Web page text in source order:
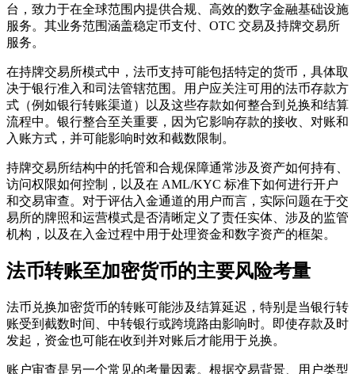
台，致力于在全球范围内提供合规、高效的数字金融基础设施
服务。其业务范围涵盖稳定币支付、OTC 交易及持牌交易所
服务。
在持牌交易所模式中，法币支持可能包括特定的货币，具体取
决于银行准入和司法管辖范围。用户应关注可用的法币存款方
式（例如银行转账渠道）以及这些存款如何整合到兑换和结算
流程中。银行整合至关重要，因为它影响存款的接收、对账和
入账方式，并可能影响时效和截数限制。
持牌交易所结构中的托管和合规保障通常涉及资产如何持有、
访问权限如何控制，以及在 AML/KYC 标准下如何进行开户
和交易审查。对于评估入金通道的用户而言，实际问题在于交
易所的牌照和运营模式是否清晰定义了责任实体、涉及的监管
机构，以及在入金过程中用于处理资金和数字资产的框架。
法币转账至加密货币的主要风险考量
法币兑换加密货币的转账可能涉及结算延迟，特别是当银行转
账受到截数时间、中转银行或跨境路由影响时。即使存款及时
发起，资金也可能在收到并对账后才能用于兑换。
账户审查是另一个常见的考量因素。根据交易背景、用户类型